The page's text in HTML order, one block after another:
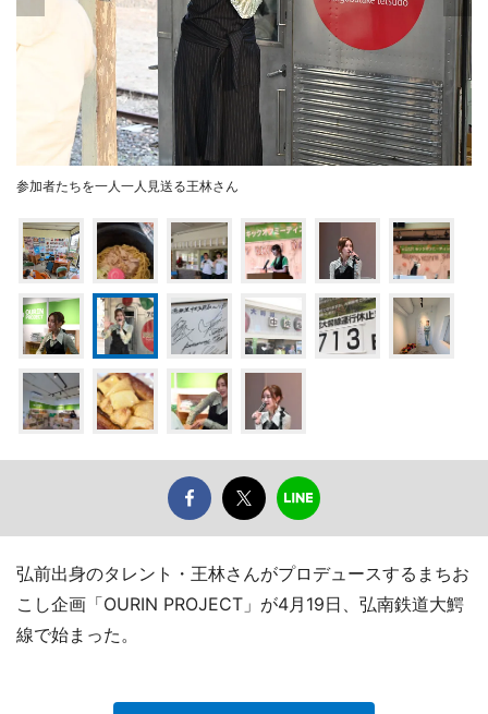
参加者たちを一人一人見送る王林さん
弘前出身のタレント・王林さんがプロデュースするまちお
こし企画「OURIN PROJECT」が4月19日、弘南鉄道大鰐
線で始まった。